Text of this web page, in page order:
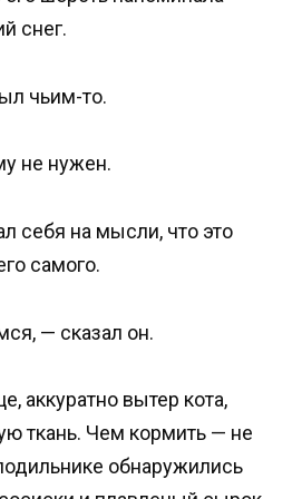
снег.
чьим-то.
не нужен.
себя на мысли, что это
самого.
— сказал он.
аккуратно вытер кота,
ткань. Чем кормить — не
обнаружились